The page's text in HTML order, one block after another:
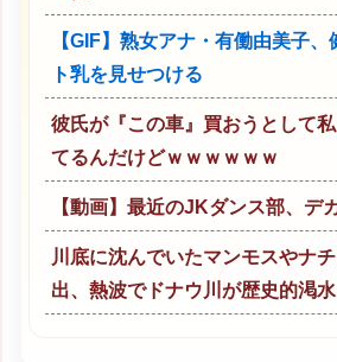
【GIF】熟女アナ・有働由美子
ト乳を見せつける
彼氏が『この車』買おうとして
てるんだけどｗｗｗｗｗｗ
【動画】最近のJKダンス部、デ
川底に沈んでいたマンモスやナ
出、熱波でドナウ川が歴史的渇